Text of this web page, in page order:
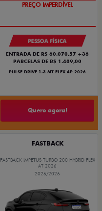
PREÇO IMPERDÍVEL
PESSOA FÍSICA
ENTRADA DE R$ 60.070,57 +36
PARCELAS DE R$ 1.489,00
PULSE DRIVE 1.3 MT FLEX 4P 2026
Quero agora!
FASTBACK
FASTBACK IMPETUS TURBO 200 HYBRID FLEX
AT 2026
2026/2026